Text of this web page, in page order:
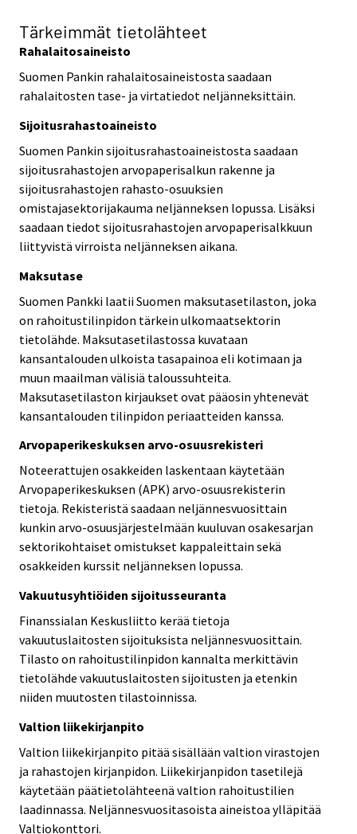
Tärkeimmät tietolähteet
Rahalaitosaineisto
Suomen Pankin rahalaitosaineistosta saadaan
rahalaitosten tase- ja virtatiedot neljänneksittäin.
Sijoitusrahastoaineisto
Suomen Pankin sijoitusrahastoaineistosta saadaan
sijoitusrahastojen arvopaperisalkun rakenne ja
sijoitusrahastojen rahasto-osuuksien
omistajasektorijakauma neljänneksen lopussa. Lisäksi
saadaan tiedot sijoitusrahastojen arvopaperisalkkuun
liittyvistä virroista neljänneksen aikana.
Maksutase
Suomen Pankki laatii Suomen maksutasetilaston, joka
on rahoitustilinpidon tärkein ulkomaatsektorin
tietolähde. Maksutasetilastossa kuvataan
kansantalouden ulkoista tasapainoa eli kotimaan ja
muun maailman välisiä taloussuhteita.
Maksutasetilaston kirjaukset ovat pääosin yhtenevät
kansantalouden tilinpidon periaatteiden kanssa.
Arvopaperikeskuksen arvo-osuusrekisteri
Noteerattujen osakkeiden laskentaan käytetään
Arvopaperikeskuksen (APK) arvo-osuusrekisterin
tietoja. Rekisteristä saadaan neljännesvuosittain
kunkin arvo-osuusjärjestelmään kuuluvan osakesarjan
sektorikohtaiset omistukset kappaleittain sekä
osakkeiden kurssit neljänneksen lopussa.
Vakuutusyhtiöiden sijoitusseuranta
Finanssialan Keskusliitto kerää tietoja
vakuutuslaitosten sijoituksista neljännesvuosittain.
Tilasto on rahoitustilinpidon kannalta merkittävin
tietolähde vakuutuslaitosten sijoitusten ja etenkin
niiden muutosten tilastoinnissa.
Valtion liikekirjanpito
Valtion liikekirjanpito pitää sisällään valtion virastojen
ja rahastojen kirjanpidon. Liikekirjanpidon tasetilejä
käytetään päätietolähteenä valtion rahoitustilien
laadinnassa. Neljännesvuositasoista aineistoa ylläpitää
Valtiokonttori.